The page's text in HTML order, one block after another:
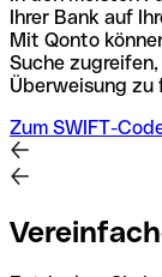
Ihrer Bank auf
Mit Qonto
Suche
Überweisung zu
Zum SWIFT-